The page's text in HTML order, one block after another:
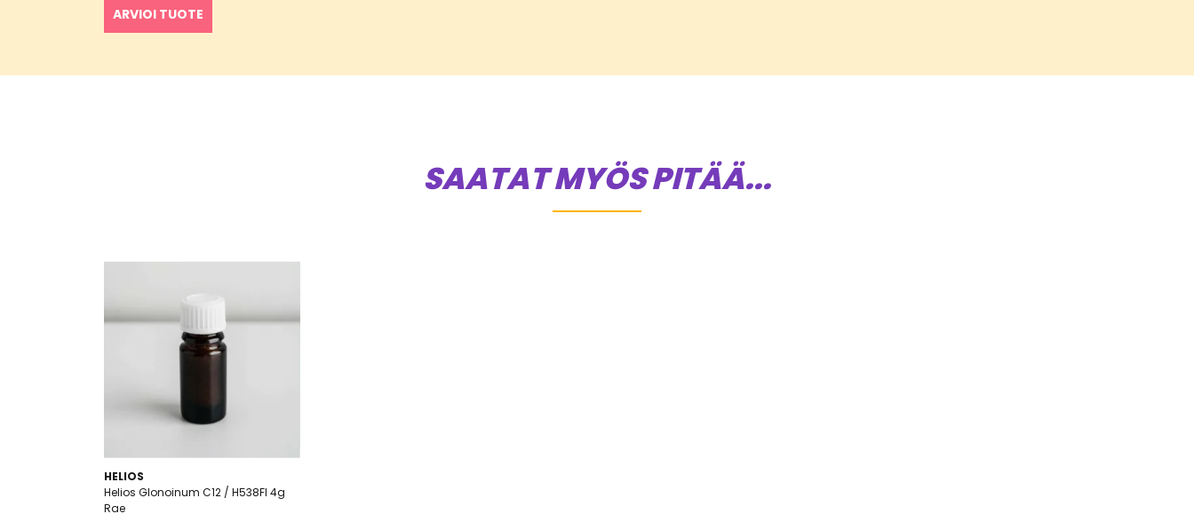
ARVIOI TUOTE
SAATAT MYÖS PITÄÄ...
HELIOS
Helios Glonoinum C12 / H538FI 4g
Rae